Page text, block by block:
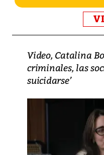
Video, Catalina
criminales, las
suicidarse’